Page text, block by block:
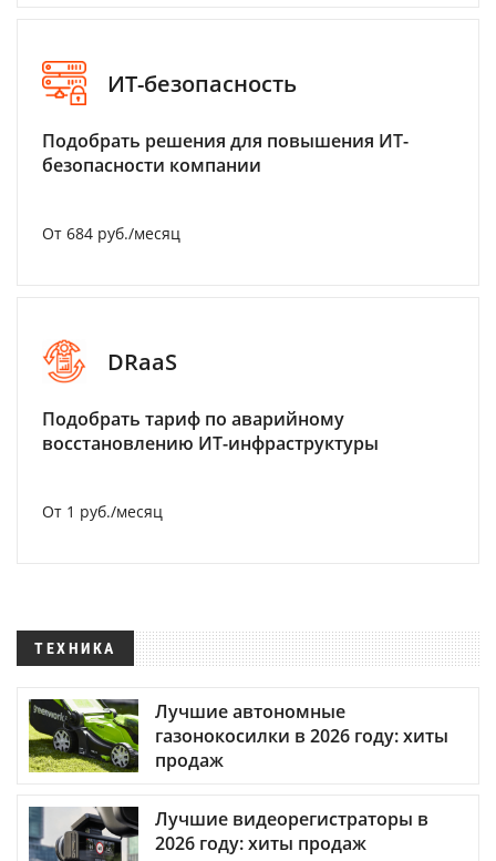
ИТ-безопасность
Подобрать решения для повышения ИТ-
безопасности компании
От 684 руб./месяц
DRaaS
Подобрать тариф по аварийному
восстановлению ИТ-инфраструктуры
От 1 руб./месяц
ТЕХНИКА
Лучшие автономные
газонокосилки в 2026 году: хиты
продаж
Лучшие видеорегистраторы в
2026 году: хиты продаж